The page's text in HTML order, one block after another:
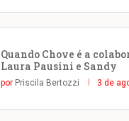
Quando Chove é a
Laura Pausini e Sandy
por Priscila Bertozzi 3 de